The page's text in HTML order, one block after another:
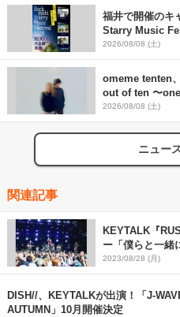
福井で開催のキ
Starry Music
SCOOBIE DO、
2026/08/08 (土)
omeme tenten
out of ten 〜
2026/08/08 (土)
ニュー
関連記事
KEYTALK『
ー「僕らと一緒
クバンドの真価
2023/08/28 (月)
DISH//、KEYTALKが出演！「J-
AUTUMN」10月開催決定